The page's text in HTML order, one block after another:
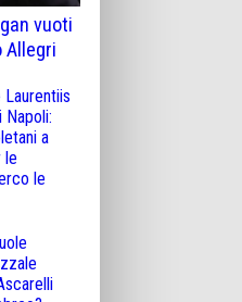
vuoti
Allegri
Laurentiis
Napoli:
a
le
le